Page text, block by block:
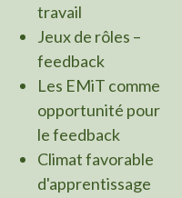
travail
Jeux de rôles –
feedback
Les EMiT comme
opportunité pour
le feedback
Climat favorable
d'apprentissage